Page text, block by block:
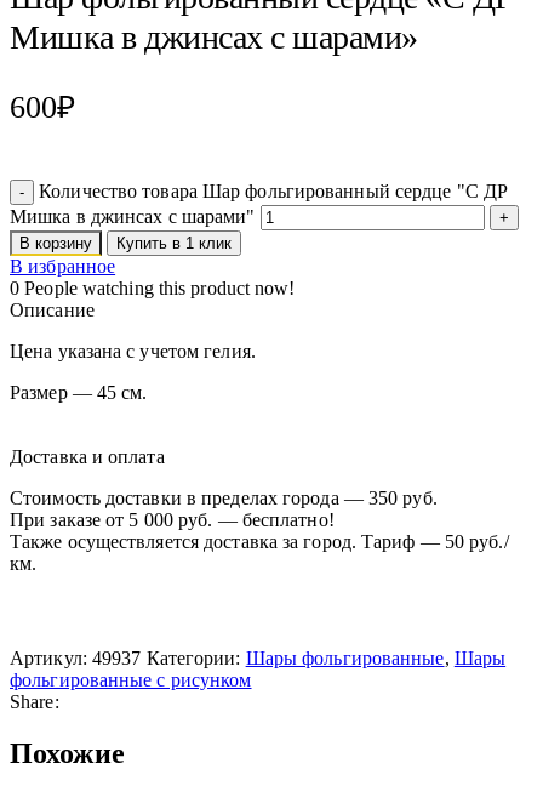
Мишка в джинсах с шарами»
600₽
Количество товара Шар фольгированный сердце "С ДР
Мишка в джинсах с шарами"
В корзину Купить в 1 клик
В избранное
0 People watching this product now!
Описание
Цена указана с учетом гелия.
Размер — 45 см.
Доставка и оплата
Стоимость доставки в пределах города — 350 руб.
При заказе от 5 000 руб. — бесплатно!
Также осуществляется доставка за город. Тариф — 50 руб./
км.
Артикул: 49937 Категории: Шары фольгированные, Шары
фольгированные с рисунком
Share:
Похожие